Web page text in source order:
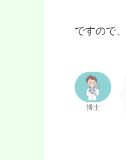
ですので、
博士